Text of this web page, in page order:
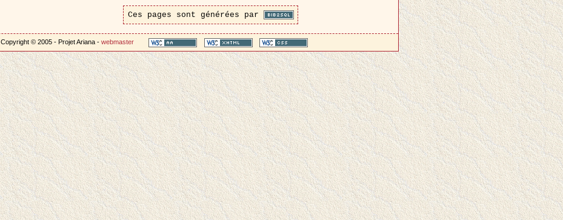
Ces pages sont générées par
Copyright © 2005 - Projet Ariana -webmaster